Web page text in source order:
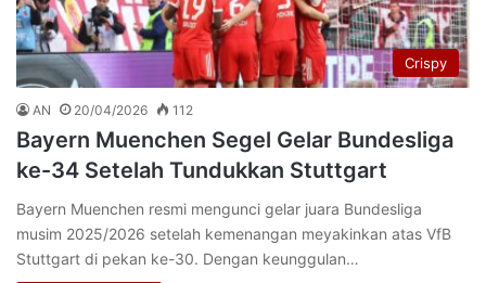
Crispy
AN 20/04/2026 112
Bayern Muenchen Segel Gelar Bundesliga
ke-34 Setelah Tundukkan Stuttgart
Bayern Muenchen resmi mengunci gelar juara Bundesliga
musim 2025/2026 setelah kemenangan meyakinkan atas VfB
Stuttgart di pekan ke-30. Dengan keunggulan…